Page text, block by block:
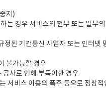
지)
는 경우 서비스의 전부 또는 일부
된 기간통신 사업자 또는 인터넷
불가능할 경우
사로 인해 부득이한 경우
서비스 이용의 폭주 등으로 정상적